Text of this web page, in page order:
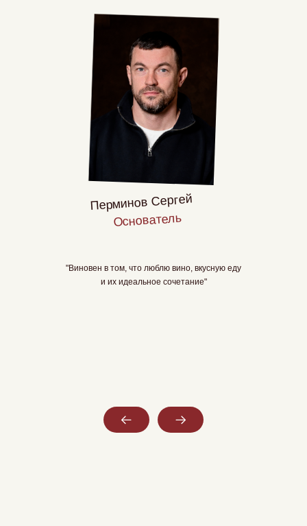
Основатель
Перминов Сергей
"Виновен в том, что люблю вино, вкусную еду
и их идеальное сочетание"
Слайд 3